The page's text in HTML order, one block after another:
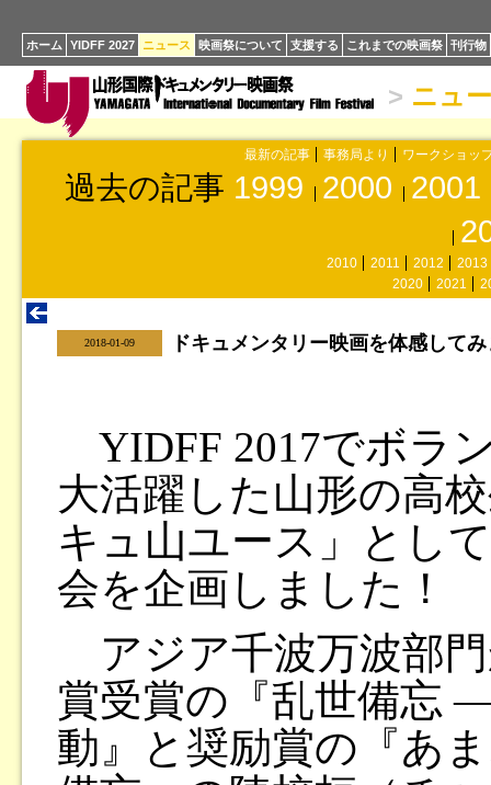
ホーム YIDFF 2027 ニュース 映画祭について 支援する これまでの映画祭 刊行物
> ニュ
最新の記事 事務局より ワークショッ
過去の記事 1999 2000 2001
2010 2011 2012
2013
2020
2021
2018-01-09 ドキュメンタリー映画を体感して
YIDFF 2017でボラ
大活躍した山形の高
キュ山ユース」とし
会を企画しました！
アジア千波万波部
賞受賞の『乱世備忘
動』と奨励賞の『あ